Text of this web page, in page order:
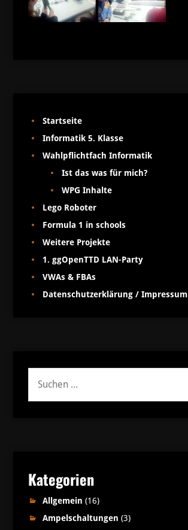
Startseite
Informatik 5. Klasse
Wahlpflichtfach Informatik
Ist das was für mich?
WPG Inhalte
Lego Roboter
Formula 1 in schools
Weitere Projekte
1. ggOpenTTD LAN-Party
VWAs & FBAs
Datenschutzerklärung / Impressum
Suche
Kategorien
Allgemein (16)
Ampelschaltungen (3)